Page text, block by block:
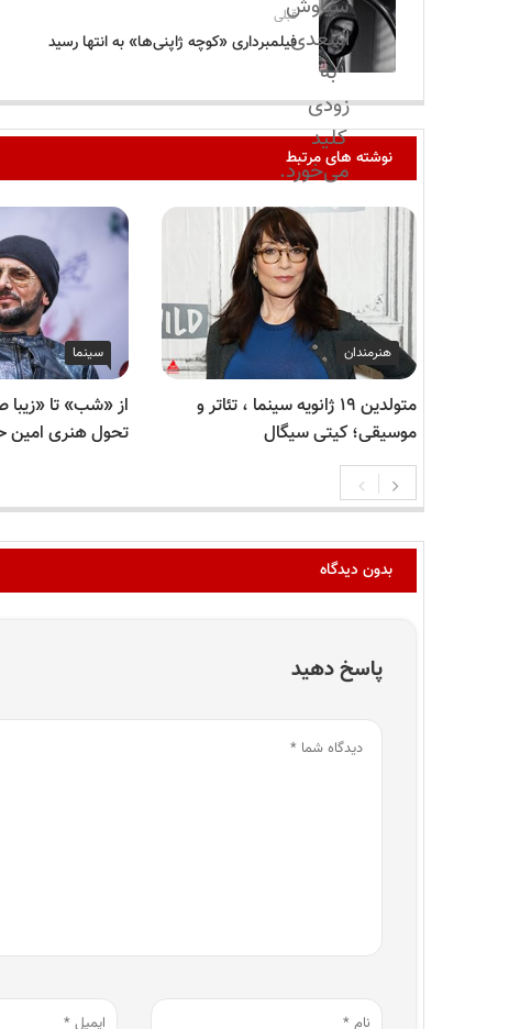
اسعدی
به
زودی
کلید
می‌خورد.
قبلی
فیلمبرداری «کوچه ژاپنی‌ها» به انتها رسید
نوشته های مرتبط
هنرمندان
متولدین ۱۹ ژانویه سینما ، تئاتر و
موسیقی؛ کیتی سیگال
سینما
از «شب» تا
تحول هنری امین
بدون دیدگاه
پاسخ دهید